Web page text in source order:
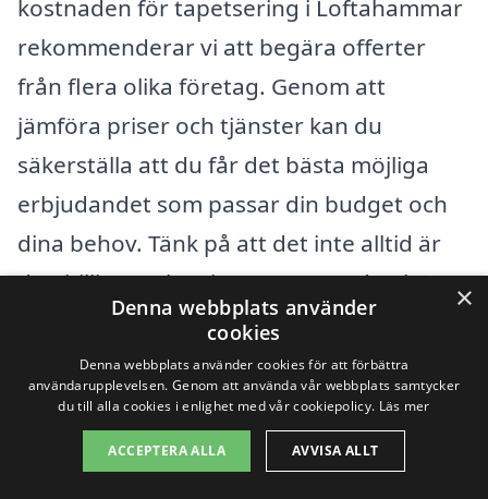
kostnaden för tapetsering i Loftahammar
rekommenderar vi att begära offerter
från flera olika företag. Genom att
jämföra priser och tjänster kan du
säkerställa att du får det bästa möjliga
erbjudandet som passar din budget och
dina behov. Tänk på att det inte alltid är
den billigaste lösningen som är den bästa;
kvalitet och pålitlighet är avgörande
faktorer. Utforska olika alternativ och välj
ett företag som har ett gott rykte i
området för att säkerställa ett bra
resultat på ditt tapetseringsprojekt.
×
Denna webbplats använder
cookies
Denna webbplats använder cookies för att förbättra
användarupplevelsen. Genom att använda vår webbplats samtycker
du till alla cookies i enlighet med vår cookiepolicy. Läs mer
ACCEPTERA ALLA AVVISA ALLT